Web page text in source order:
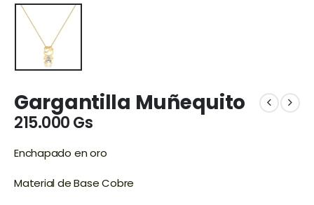
Gargantilla Muñequito
215.000Gs
Enchapado en oro
Material de Base Cobre